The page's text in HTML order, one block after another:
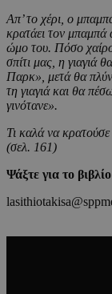
Απ’ το χέρι, ο
κρατάει τον μπαμπά
ώμο του. Πόσο
σπίτι μας, η γιαγιά
Παρκ», μετά θα
τη γιαγιά και θα
γινότανε».
Τι καλά να
(σελ. 161)
Ψάξτε για το